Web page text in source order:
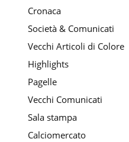
Cronaca
Società & Comunicati
Vecchi Articoli di Colore
Highlights
Pagelle
Vecchi Comunicati
Sala stampa
Calciomercato